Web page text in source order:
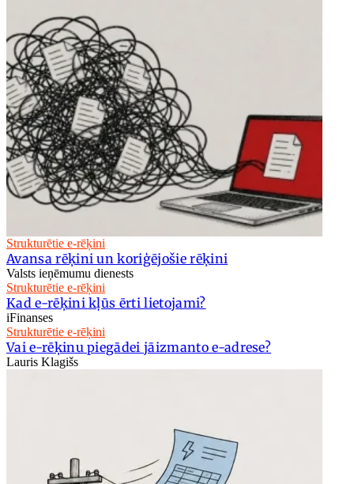
Strukturētie e-rēķini
Avansa rēķini un koriģējošie rēķini
Valsts ieņēmumu dienests
Strukturētie e-rēķini
Kad e-rēķini kļūs ērti lietojami?
iFinanses
Strukturētie e-rēķini
Vai e-rēķinu piegādei jāizmanto e-adrese?
Lauris Klagišs